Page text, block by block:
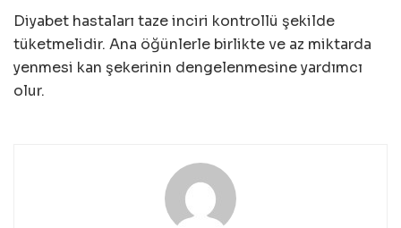
Diyabet hastaları taze inciri kontrollü şekilde
tüketmelidir. Ana öğünlerle birlikte ve az miktarda
yenmesi kan şekerinin dengelenmesine yardımcı
olur.